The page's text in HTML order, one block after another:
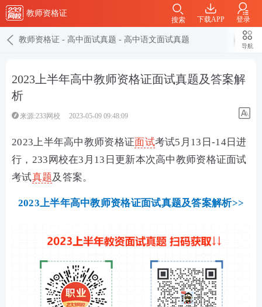
教师资格证
下载APP 登录
搜索
教师资格证 - 高中面试真题 - 高中语文面试真题
导航
2023上半年高中教师资格证面试真题及答案解
析
来源:233网校 2023-05-09 09:48:09
2023上半年高中教师资格证面试考试5月13日-14日进
行，233网校在3月13日更新本次高中教师资格证面试
考试真题及答案。
2023上半年高中教师资格证面试真题及答案解析>>